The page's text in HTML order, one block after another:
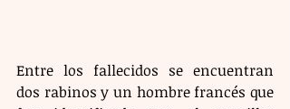
Entre los fallecidos se encuentran
dos rabinos y un hombre francés que